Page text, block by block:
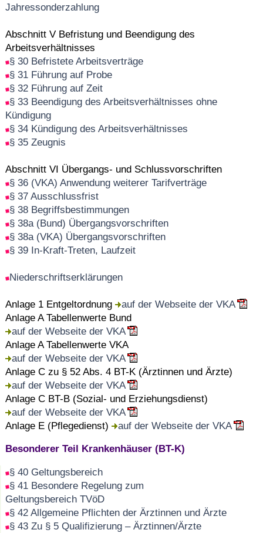
Jahressonderzahlung
Abschnitt V Befristung und Beendigung des
Arbeitsverhältnisses
§ 30 Befristete Arbeitsverträge
§ 31 Führung auf Probe
§ 32 Führung auf Zeit
§ 33 Beendigung des Arbeitsverhältnisses ohne
Kündigung
§ 34 Kündigung des Arbeitsverhältnisses
§ 35 Zeugnis
Abschnitt VI Übergangs- und Schlussvorschriften
§ 36 (VKA) Anwendung weiterer Tarifverträge
§ 37 Ausschlussfrist
§ 38 Begriffsbestimmungen
§ 38a (Bund) Übergangsvorschriften
§ 38a (VKA) Übergangsvorschriften
§ 39 In-Kraft-Treten, Laufzeit
Niederschriftserklärungen
Anlage 1 Entgeltordnung
auf der Webseite der VKA
Anlage A Tabellenwerte Bund
auf der Webseite der VKA
Anlage A Tabellenwerte VKA
auf der Webseite der VKA
Anlage C zu § 52 Abs. 4 BT-K (Ärztinnen und Ärzte)
auf der Webseite der VKA
Anlage C BT-B (Sozial- und Erziehungsdienst)
auf der Webseite der VKA
Anlage E (Pflegedienst)
auf der Webseite der VKA
Besonderer Teil Krankenhäuser (BT-K)
§ 40 Geltungsbereich
§ 41 Besondere Regelung zum
Geltungsbereich TVöD
§ 42 Allgemeine Pflichten der Ärztinnen und Ärzte
§ 43 Zu § 5 Qualifizierung – Ärztinnen/Ärzte